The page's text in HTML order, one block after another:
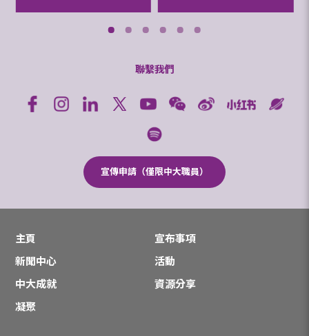
聯繫我們
宣傳申請（僅限中大職員）
主頁
宣布事項
新聞中心
活動
中大成就
資源分享
凝聚